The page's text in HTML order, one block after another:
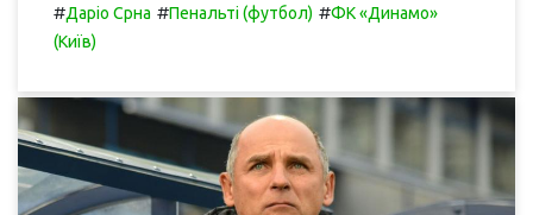
#Даріо Срна #Пенальті (футбол) #ФК «Динамо»
(Київ)